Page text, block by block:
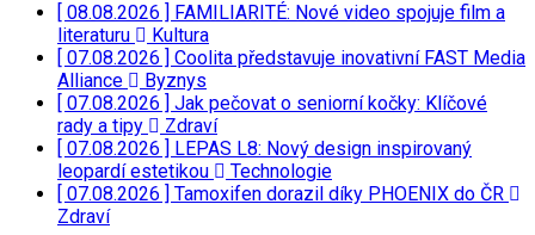
[ 08.08.2026 ] FAMILIARITÉ: Nové video spojuje film a
literaturu
Kultura
[ 07.08.2026 ] Coolita představuje inovativní FAST Media
Alliance
Byznys
[ 07.08.2026 ] Jak pečovat o seniorní kočky: Klíčové
rady a tipy
Zdraví
[ 07.08.2026 ] LEPAS L8: Nový design inspirovaný
leopardí estetikou
Technologie
[ 07.08.2026 ] Tamoxifen dorazil díky PHOENIX do ČR
Zdraví